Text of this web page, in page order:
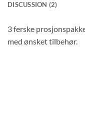
DISCUSSION (2)
3 ferske
med ønsket tilbehør.